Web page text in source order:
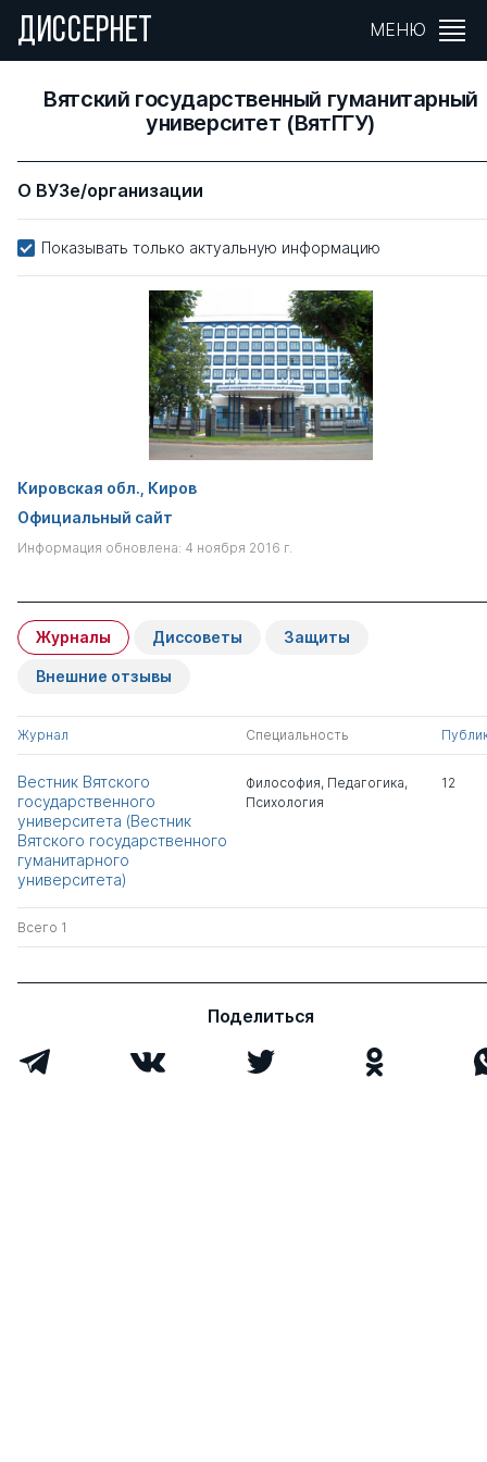
ДИССЕРНЕТ МЕНЮ
Вятский государственный гуманитарный
университет (ВятГГУ)
О ВУЗе/организации
Показывать только актуальную информацию
Кировская обл., Киров
Официальный сайт
Информация обновлена: 4 ноября 2016 г.
Журналы Диссоветы Защиты
Внешние отзывы
Журнал Специальность
Вестник Вятского
государственного
университета (Вестник
Вятского государственного
гуманитарного
университета)
Философия, Педагогика,
Психология
12
Всего 1
Поделиться